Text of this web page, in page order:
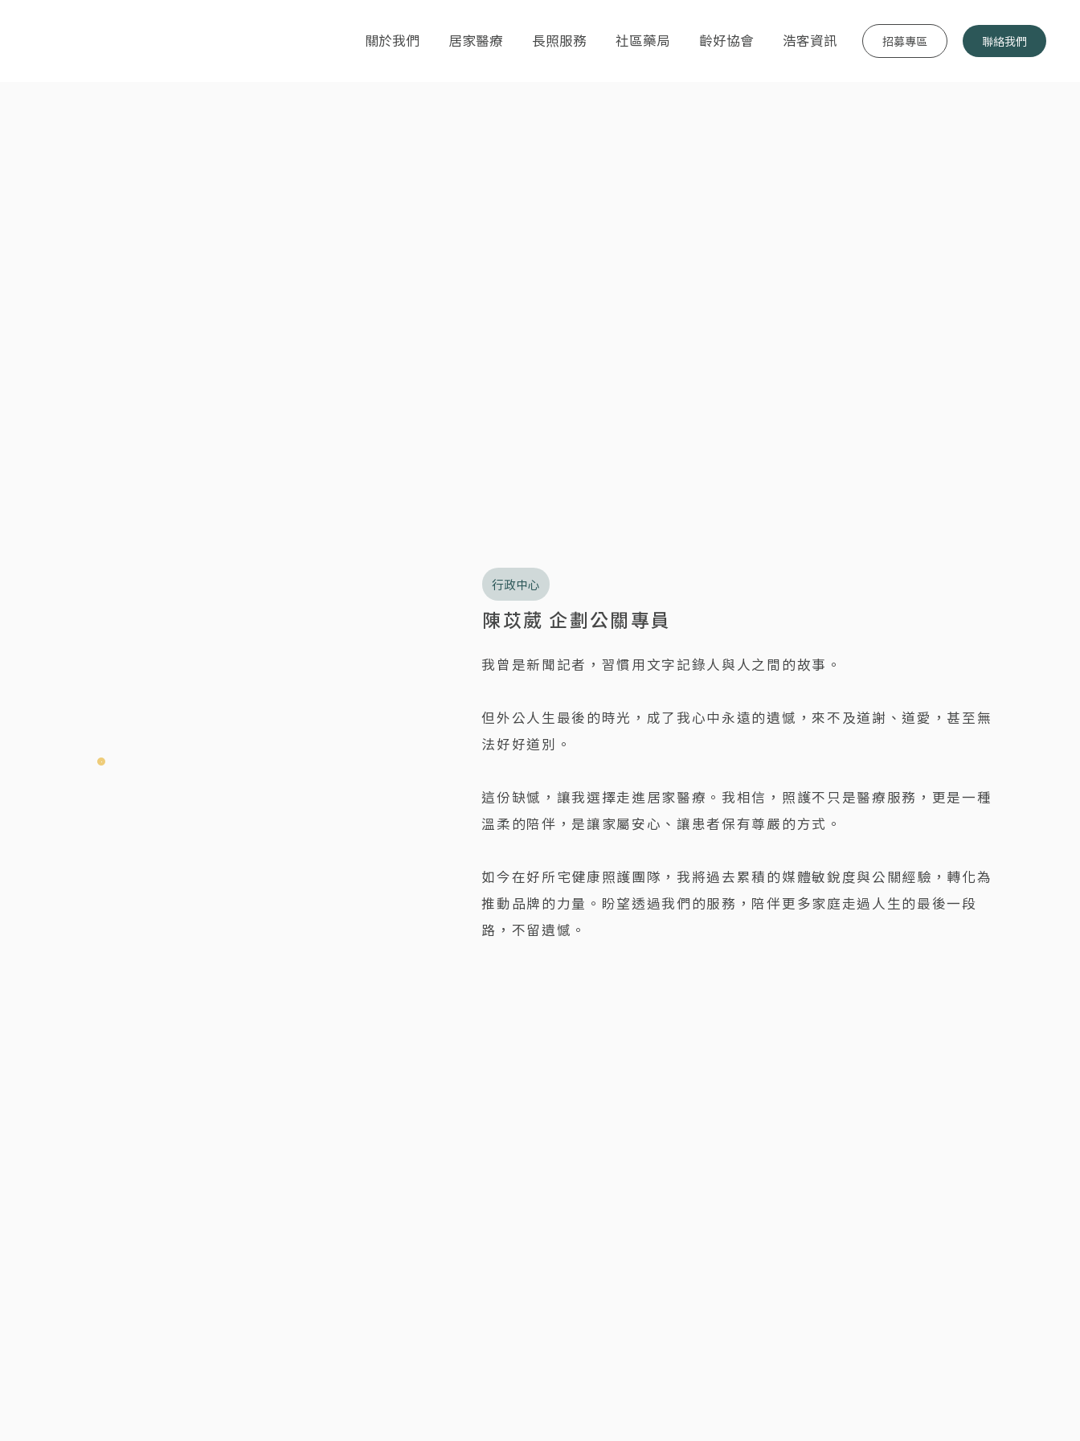
關於我們 居家醫療 長照服務 社區藥局 齡好協會 浩客資訊 招募專區 聯絡我們
行政中心
陳苡葳 企劃公關專員
我曾是新聞記者，習慣用文字記錄人與人之間的故事。
但外公人生最後的時光，成了我心中永遠的遺憾，來不及道謝、道愛，甚至無
法好好道別。
這份缺憾，讓我選擇走進居家醫療。我相信，照護不只是醫療服務，更是一種
溫柔的陪伴，是讓家屬安心、讓患者保有尊嚴的方式。
如今在好所宅健康照護團隊，我將過去累積的媒體敏銳度與公關經驗，轉化為
推動品牌的力量。盼望透過我們的服務，陪伴更多家庭走過人生的最後一段
路，不留遺憾。